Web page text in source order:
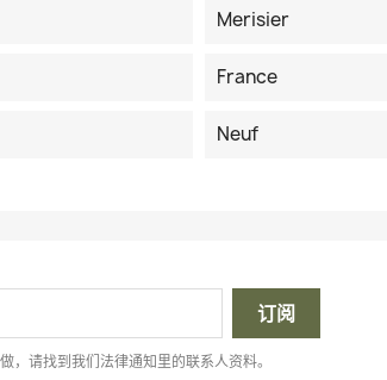
Merisier
France
Neuf
，请找到我们法律通知里的联系人资料。